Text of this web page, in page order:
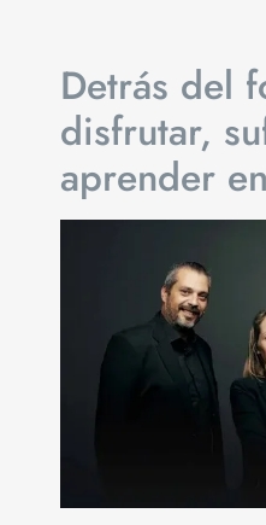
Detrás del
disfrutar,
aprender